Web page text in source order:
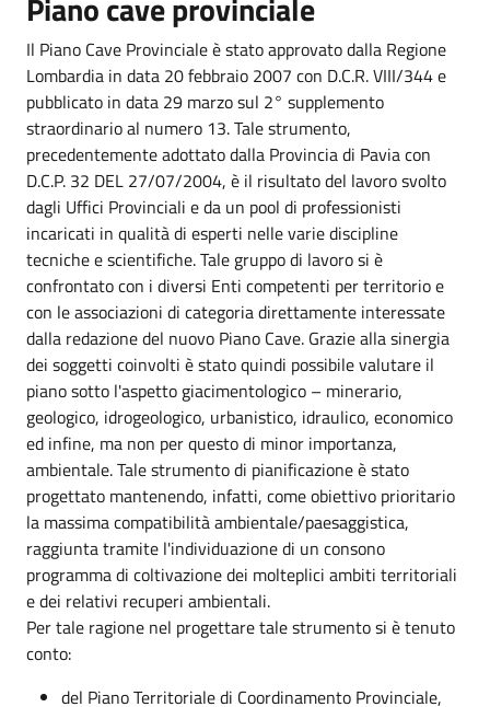
Il Piano Cave Provinciale è stato approvato dalla Regione
Lombardia in data 20 febbraio 2007 con D.C.R. VIII/344 e
pubblicato in data 29 marzo sul 2° supplemento
straordinario al numero 13. Tale strumento,
precedentemente adottato dalla Provincia di Pavia con
D.C.P. 32 DEL 27/07/2004, è il risultato del lavoro svolto
dagli Uffici Provinciali e da un pool di professionisti
incaricati in qualità di esperti nelle varie discipline
tecniche e scientifiche. Tale gruppo di lavoro si è
confrontato con i diversi Enti competenti per territorio e
con le associazioni di categoria direttamente interessate
dalla redazione del nuovo Piano Cave. Grazie alla sinergia
dei soggetti coinvolti è stato quindi possibile valutare il
piano sotto l'aspetto giacimentologico – minerario,
geologico, idrogeologico, urbanistico, idraulico, economico
ed infine, ma non per questo di minor importanza,
ambientale. Tale strumento di pianificazione è stato
progettato mantenendo, infatti, come obiettivo prioritario
la massima compatibilità ambientale/paesaggistica,
raggiunta tramite l'individuazione di un consono
programma di coltivazione dei molteplici ambiti territoriali
e dei relativi recuperi ambientali.
Per tale ragione nel progettare tale strumento si è tenuto
conto:
del Piano Territoriale di Coordinamento Provinciale,